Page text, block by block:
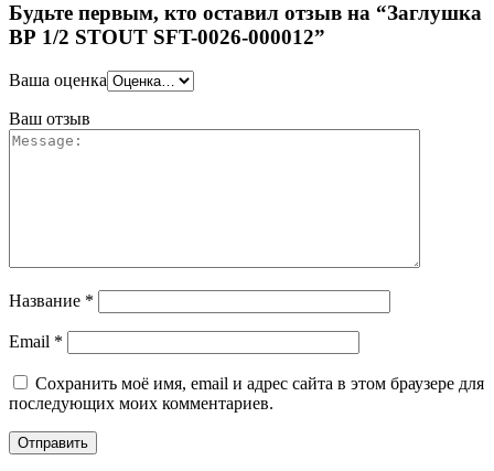
Будьте первым, кто оставил отзыв на “Заглушка
ВР 1/2 STOUT SFT-0026-000012”
Ваша оценка
Ваш отзыв
Название *
Email *
Сохранить моё имя, email и адрес сайта в этом браузере для
последующих моих комментариев.